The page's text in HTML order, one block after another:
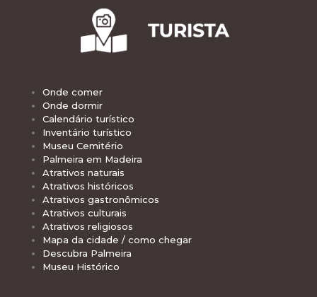
Onde comer
Onde dormir
Calendário turístico
Inventário turístico
Museu Cemitério
Palmeira em Madeira
Atrativos naturais
Atrativos históricos
Atrativos gastronômicos
Atrativos culturais
Atrativos religiosos
Mapa da cidade / como chegar
Descubra Palmeira
Museu Histórico